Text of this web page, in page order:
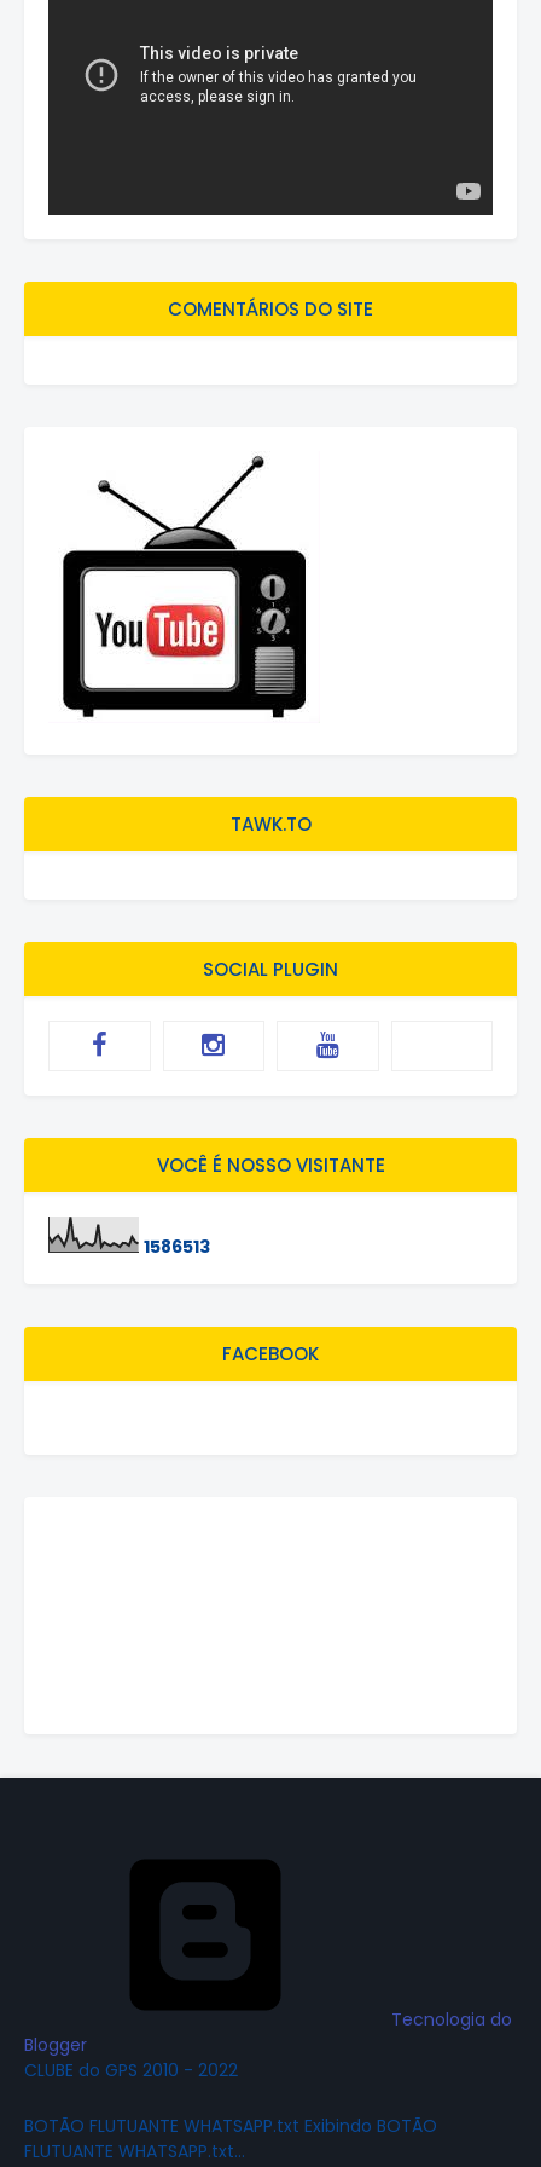
COMENTÁRIOS DO SITE
TAWK.TO
SOCIAL PLUGIN
VOCÊ É NOSSO VISITANTE
1586513
FACEBOOK
Tecnologia do
Blogger
CLUBE do GPS 2010 - 2022
BOTÃO FLUTUANTE WHATSAPP.txt Exibindo BOTÃO
FLUTUANTE WHATSAPP.txt…